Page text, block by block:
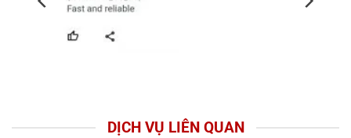
DỊCH VỤ LIÊN QUAN